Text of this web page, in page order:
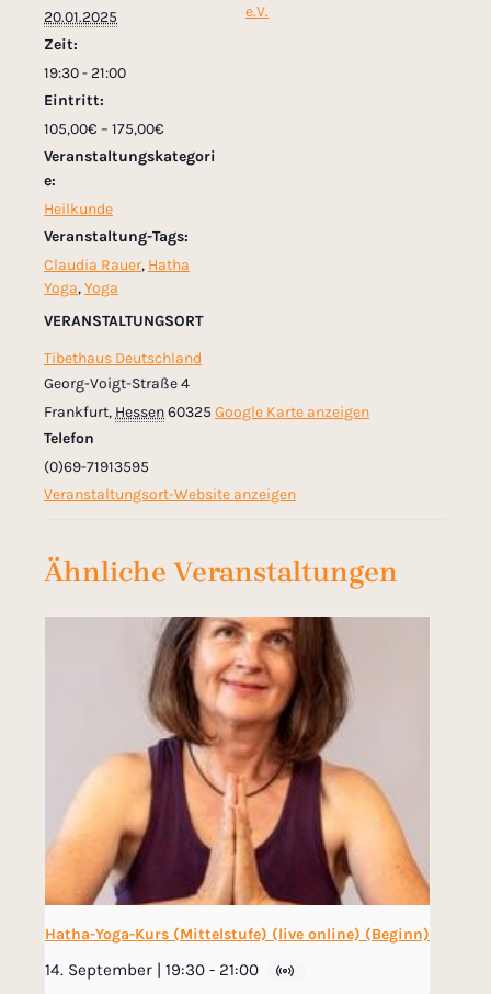
20.01.2025
Zeit:
19:30 - 21:00
Eintritt:
105,00€ – 175,00€
Veranstaltungskategori
e:
Heilkunde
Veranstaltung-Tags:
Claudia Rauer, Hatha
Yoga,Yoga
VERANSTALTUNGSORT
Tibethaus Deutschland
Georg-Voigt-Straße 4
Frankfurt, Hessen60325 Google Karte anzeigen
Telefon
(0)69-71913595
Veranstaltungsort-Website anzeigen
e.V.
Ähnliche Veranstaltungen
Hatha-Yoga-Kurs (Mittelstufe) (live online) (Beginn)
14. September | 19:30 - 21:00